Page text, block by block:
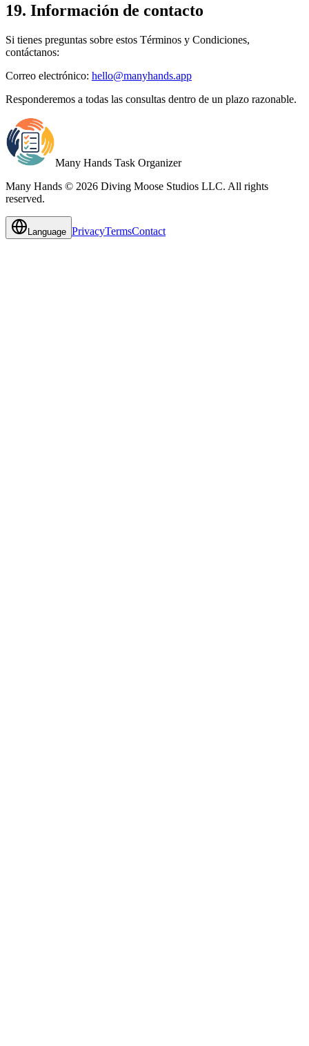
19. Información de contacto
Si tienes preguntas sobre estos Términos y Condiciones,
contáctanos:
Correo electrónico: hello@manyhands.app
Responderemos a todas las consultas dentro de un plazo razonable.
Many Hands Task Organizer
Many Hands © 2026 Diving Moose Studios LLC. All rights
reserved.
Language PrivacyTermsContact